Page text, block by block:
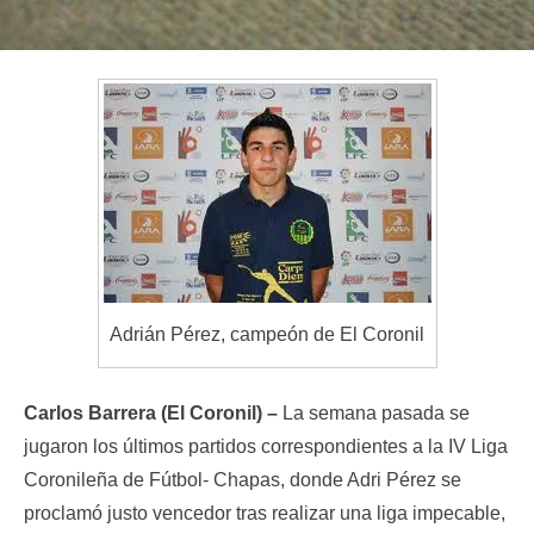
Adrián Pérez, campeón de El Coronil
Carlos Barrera (El Coronil) – La semana pasada se
jugaron los últimos partidos correspondientes a la IV Liga
Coronileña de Fútbol- Chapas, donde Adri Pérez se
proclamó justo vencedor tras realizar una liga impecable,